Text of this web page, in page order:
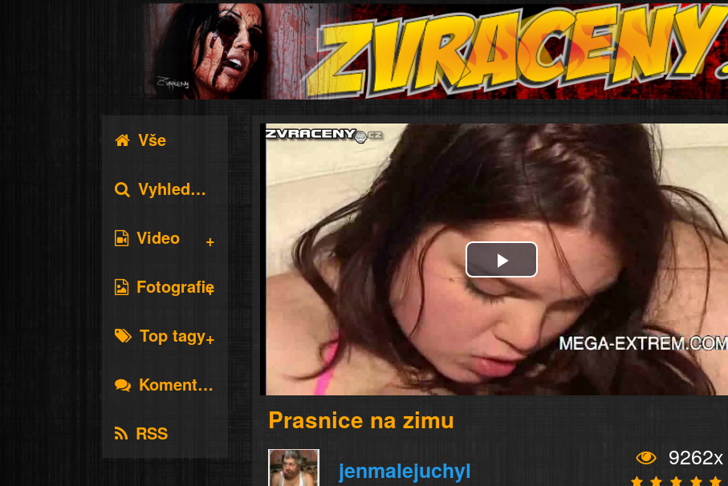
Vše
Vyhledávání
Video
Fotografie
Top tagy
Komentáře
RSS
Play
Video
Prasnice na zimu
jenmalejuchyl
9262x